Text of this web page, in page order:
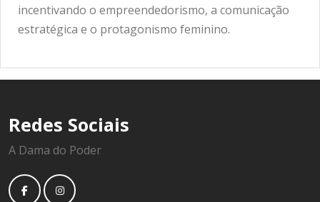
incentivando o empreendedorismo, a comunicação
estratégica e o protagonismo feminino.
Redes Sociais
A Dama do Poder